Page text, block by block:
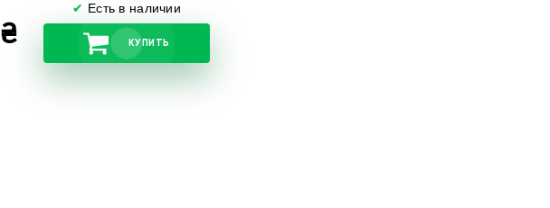
₴
✔ Есть в наличии
КУПИТЬ